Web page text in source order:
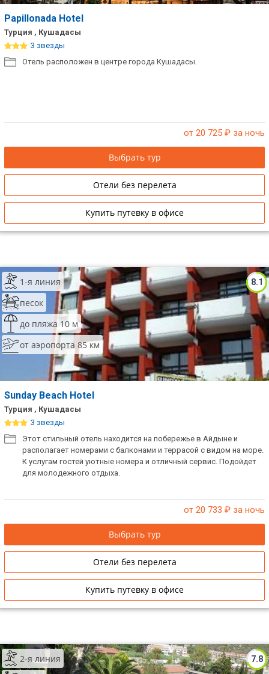
Papillonada Hotel
Турция , Кушадасы
3 звезды
Отель расположен в центре города Кушадасы.
от 20 725 ₽ за ночь
Выбрать тур
Отели без перелета
Купить путевку в офисе
8.1
1-я линия
песок
до пляжа 10 м
от аэропорта 85 км
Sunday Beach Hotel
Турция , Кушадасы
3 звезды
Этот стильный отель находится на побережье в Айдыне и
располагает номерами с балконами и террасой с видом на море.
К услугам гостей уютные номера и отличный сервис. Подойдет
для молодежного отдыха.
от 20 733 ₽ за ночь
Выбрать тур
Отели без перелета
Купить путевку в офисе
7.8
2-я линия